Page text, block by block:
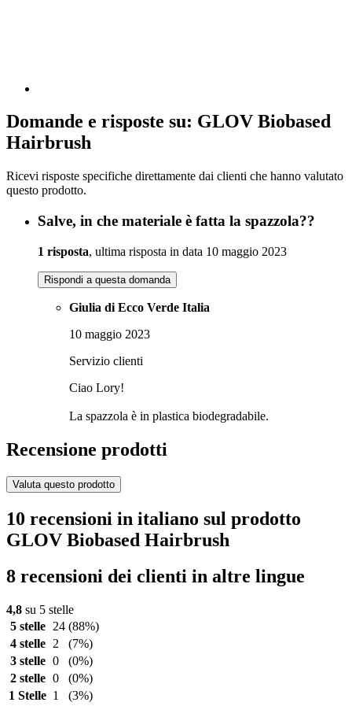
Domande e risposte su: GLOV Biobased
Hairbrush
Ricevi risposte specifiche direttamente dai clienti che hanno valutato
questo prodotto.
Salve, in che materiale è fatta la spazzola??
1 risposta, ultima risposta in data 10 maggio 2023
Rispondi a questa domanda
Giulia di Ecco Verde Italia
10 maggio 2023
Servizio clienti
Ciao Lory!
La spazzola è in plastica biodegradabile.
Recensione prodotti
Valuta questo prodotto
10 recensioni in italiano sul prodotto
GLOV Biobased Hairbrush
8 recensioni dei clienti in altre lingue
4,8 su 5 stelle
5 stelle
24 (88%)
4 stelle
2
(7%)
3 stelle 0
(0%)
2 stelle 0
(0%)
1 Stelle 1 (3%)